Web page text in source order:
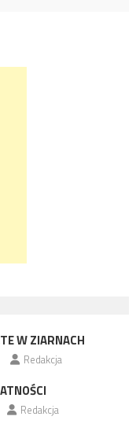
W ZIARNACH
Redakcja
Redakcja